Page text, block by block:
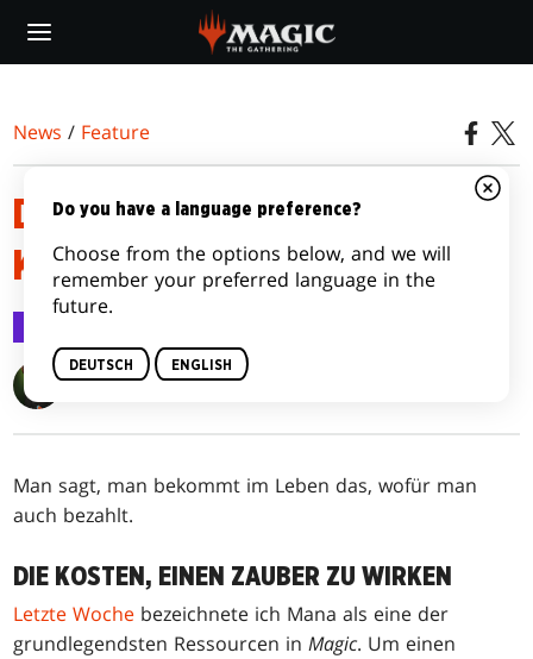
main
News / Feature
DIE GRUNDLAGEN DES
KARTENVORTEILS
Reid Duke
Man sagt, man bekommt im Leben das, wofür man
auch bezahlt.
DIE KOSTEN, EINEN ZAUBER ZU WIRKEN
Letzte Woche bezeichnete ich Mana als eine der
grundlegendsten Ressourcen inMagic. Um einen
Do you have a language preference?
Choose from the options below, and we will
remember your preferred language in the
future.
DEUTSCH ENGLISH